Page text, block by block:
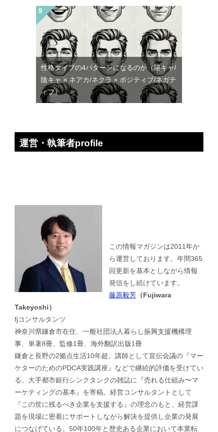
性格タイプの4パターンになるのか（陽キャ/
陰キャ × ネアカ/ネクラ × ポジティブ/ネガテ
ィブ）
運営・執筆者profile
この情報マガジンは2011年か
ら運営しております。年間365
回更新を基本としながら情報
発信をし続けています。
藤原毅芳 （Fujiwara
Takeyoshi）
fjコンサルタンツ
神奈川県鎌倉市在住、一般社団法人暮らし振興支援機構理
事、単著8冊、監修1冊、海外翻訳出版1冊
鎌倉と長野の2拠点生活10年超。講師として宣伝会議の『マー
ケターのためのPDCA実践講座』などで継続的評価を受けてい
る。大手都市銀行シンクタンクの雑誌に『売れる仕組み〜マ
ーケティングの基本』を寄稿。経営コンサルタントとして
『この世に残るべき企業を支援する』の理念のもと、経営課
題を現場に密着にサポートしながら解決を提供し企業の発展
につなげている。50年100年と歴史ある企業において本業転